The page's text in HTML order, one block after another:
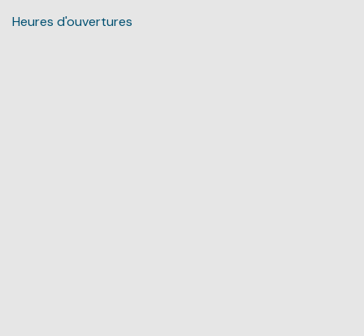
Heures d'ouvertures